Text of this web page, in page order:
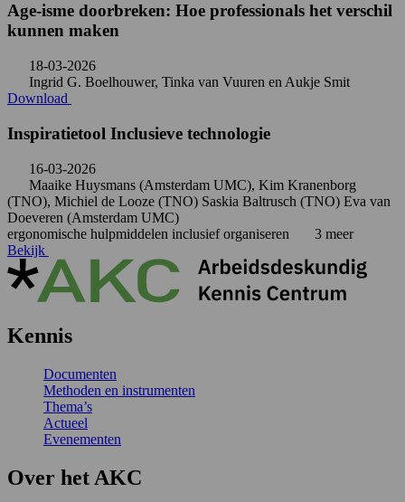
Age-isme doorbreken: Hoe professionals het verschil
kunnen maken
18-03-2026
Ingrid G. Boelhouwer, Tinka van Vuuren en Aukje Smit
Download
Inspiratietool Inclusieve technologie
16-03-2026
Maaike Huysmans (Amsterdam UMC), Kim Kranenborg
(TNO), Michiel de Looze (TNO) Saskia Baltrusch (TNO) Eva van
Doeveren (Amsterdam UMC)
ergonomische hulpmiddelen inclusief organiseren
3 meer
Bekijk
Kennis
Documenten
Methoden en instrumenten
Thema’s
Actueel
Evenementen
Over het AKC